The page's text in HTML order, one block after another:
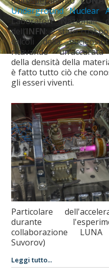
Underground Nuclear
Laboratori Nazionali
dell’INFN: è stato così
calcoli della
ricavando
della densità della
è fatto tutto ciò che
gli esseri viventi.
Particolare
durante
collaborazione
Suvorov)
Leggi tutto...